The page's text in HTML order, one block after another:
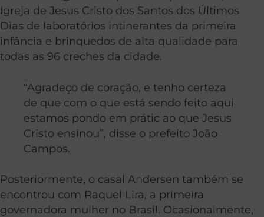
Igreja de Jesus Cristo dos Santos dos Últimos
Dias de laboratórios intinerantes da primeira
infância e brinquedos de alta qualidade para
todas as 96 creches da cidade.
“Agradeço de coração, e tenho certeza
de que com o que está sendo feito aqui
estamos pondo em prátic ao que Jesus
Cristo ensinou”, disse o prefeito João
Campos.
Posteriormente, o casal Andersen também se
encontrou com Raquel Lira, a primeira
governadora mulher no Brasil. Ocasionalmente,